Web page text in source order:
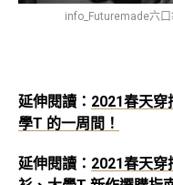
info_Futuremade六口
延伸閱讀： 2021春天穿
學T 的一周間！
延伸閱讀： 2021春天穿